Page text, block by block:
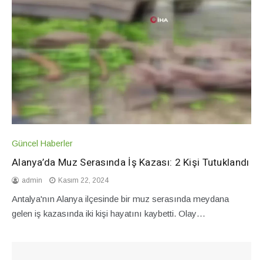
Güncel Haberler
Alanya’da Muz Serasında İş Kazası: 2 Kişi Tutuklandı
admin Kasım 22, 2024
Antalya'nın Alanya ilçesinde bir muz serasında meydana
gelen iş kazasında iki kişi hayatını kaybetti. Olay…